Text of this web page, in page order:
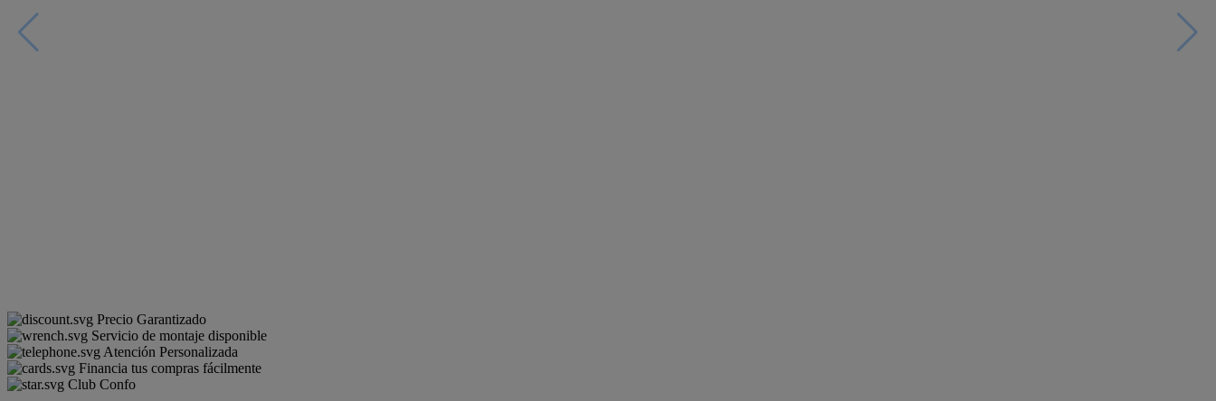
Precio Garantizado
Servicio de montaje disponible
Atención Personalizada
Financia tus compras fácilmente
Club Confo